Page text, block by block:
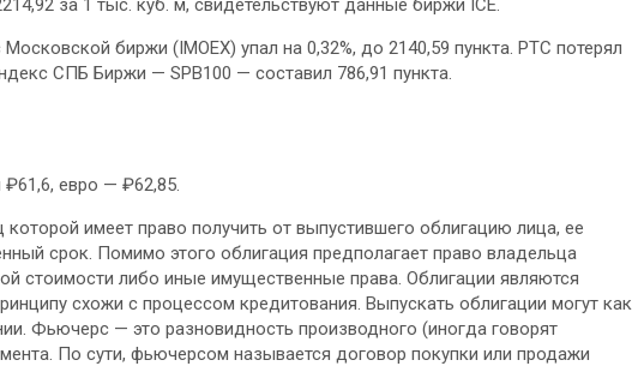
биржи (IMOEX) упал на 0,32%, до 2140,59 пункта. РТС потерял
СПБ Биржи — SPB100 — составил 786,91 пункта.
евро — ₽62,85.
имеет право получить от выпустившего облигацию лица, ее
срок. Помимо этого облигация предполагает право владельца
стоимости либо иные имущественные права. Облигации являются
схожи с процессом кредитования. Выпускать облигации могут как
Фьючерс — это разновидность производного (иногда говорят
По сути, фьючерсом называется договор покупки или продажи